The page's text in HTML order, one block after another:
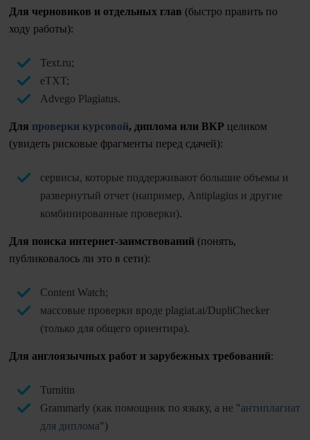
Для черновиков и отдельных глав (быстро править по
ходу работы):
Text.ru;
eTXT;
Advego Plagiatus.
Для проверки курсовой, диплома или ВКР целиком
(увидеть рисковые фрагменты перед сдачей):
сервисы, которые поддерживают большие объемы и
развернутый отчет (например, Antiplagius и другие
комбинированные проверки).
Для поиска интернет-заимствований (понять,
публиковалось ли это в сети):
Content Watch;
массовые проверки вроде plagiat.ai/DupliChecker
(только для общего ориентира).
Для англоязычных работ и зарубежных требований:
Turnitin
Grammarly (как помощник по языку, а не "антиплагиат
для диплома")